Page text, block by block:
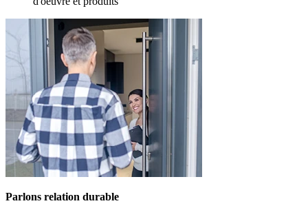
Parlons relation durable